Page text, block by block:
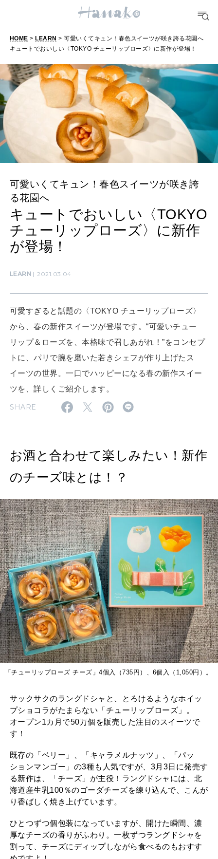
FORTUNE
明日のわたし
[12星座別] Weekly Holoscope
[12星座別] Monthly Love Holoscope
女神まり愛のタロットメッセージ
算命学がわかる今月のあなた
HEALTH
自分にやさしく
LEARN
知る、考える
MAMA
SUSTAINABLE
WORK&MONEY
いい人生って？
MAGAZINE
特集
2026年9月号「北海道 おいしく遊ぶ、夏のご褒美旅。」
2026年7月号「鎌倉 ローカルが 教えてくれた 本当の歩き方。」
2026年6月号「大銀座 トレンドが生まれる 新しい一流店へ。」
2026年5月号「“大好き”に出会いに。韓国」
2026年4月号「未来をつくる、学びの教科書。」
2026年3月号「スイーツ予想図 2026」
2026年2月号「良運を掴む 新・開運術。」
2026年1月号「猫がいれば、幸せ」
2025年12月号「お酒の新常識。」
MAGAZINE MOOK
FOLLOW US!
HOME > LEARN > 可愛いくてキュン！春色スイーツが咲き誇る花園へ
キュートでおいしい〈TOKYO チューリップローズ〉に新作が登場！
可愛いくてキュン！春色スイーツが咲き誇
る花園へ
キュートでおいしい〈TOKYO
チューリップローズ〉に新作
が登場！
LEARN 2021.03.04
可愛すぎると話題の〈TOKYO チューリップローズ〉
から、春の新作スイーツが登場です。“可愛いチュー
リップ＆ローズを、本格味で召しあがれ！”をコンセプ
トに、パリで腕を磨いた若きシェフが作り上げたス
イーツの世界。一口でハッピーになる春の新作スイー
ツを、詳しくご紹介します。
SHARE
お酒と合わせて楽しみたい！新作
のチーズ味とは！？
「チューリップローズ チーズ」4個入（735円）、6個入（1,050円）。
サックサクのラングドシャと、とろけるようなホイッ
プショコラがたまらない「チューリップローズ」。
オープン1カ月で50万個を販売した注目のスイーツで
す！
既存の「ベリー」、「キャラメルナッツ」、「パッ
ションマンゴー」の3種も人気ですが、3月3日に発売す
る新作は、「チーズ」が主役！ラングドシャには、北
海道産生乳100％のゴーダチーズを練り込んで、こんが
り香ばしく焼き上げています。
ひとつずつ個包装になっていますが、開けた瞬間、濃
厚なチーズの香りがふわり。一枚ずつラングドシャを
割って、チーズにディップしながら食べるのもおすす